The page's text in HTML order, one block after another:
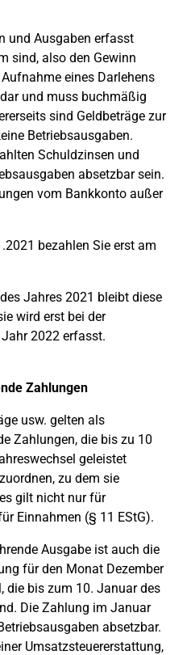
und Ausgaben erfasst
sind, also den Gewinn
eines Darlehens
und muss buchmäßig
sind Geldbeträge zur
Betriebsausgaben.
Schuldzinsen und
absetzbar sein.
vom Bankkonto außer
bezahlen Sie erst am
Jahres 2021 bleibt diese
wird erst bei der
2022 erfasst.
Zahlungen
usw. gelten als
Zahlungen, die bis zu 10
geleistet
zu dem sie
gilt nicht nur für
Einnahmen (§ 11 EStG).
Ausgabe ist auch die
für den Monat Dezember
die bis zum 10. Januar des
Die Zahlung im Januar
absetzbar.
Umsatzsteuererstattung,